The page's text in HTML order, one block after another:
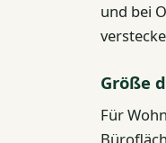
und bei
Größe
Für